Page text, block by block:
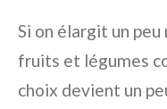
Si on élargit un
fruits et légumes
choix devient un